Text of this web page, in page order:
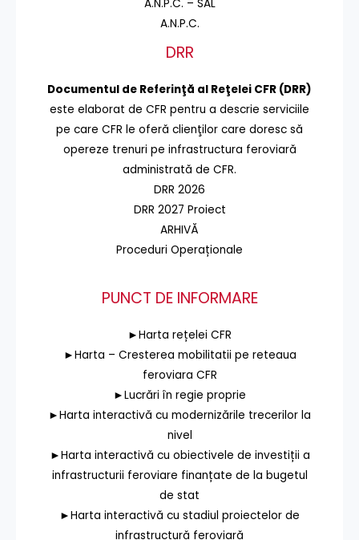
A.N.P.C. – SAL
A.N.P.C.
DRR
Documentul de Referinţă al Reţelei CFR (DRR)
este elaborat de CFR pentru a descrie serviciile
pe care CFR le oferă clienţilor care doresc să
opereze trenuri pe infrastructura feroviară
administrată de CFR.
DRR 2026
DRR 2027 Proiect
ARHIVĂ
Proceduri Operaționale
PUNCT DE INFORMARE
►Harta rețelei CFR
►Harta – Cresterea mobilitatii pe reteaua
feroviara CFR
►Lucrări în regie proprie
►Harta interactivă cu modernizările trecerilor la
nivel
►Harta interactivă cu obiectivele de investiții a
infrastructurii feroviare finanțate de la bugetul
de stat
►Harta interactivă cu stadiul proiectelor de
infrastructură feroviară